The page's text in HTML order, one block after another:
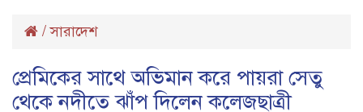
/সারাদেশ
প্রেমিকের সাথে অভিমান করে পায়রা সেতু
থেকে নদীতে ঝাঁপ দিলেন কলেজছাত্রী